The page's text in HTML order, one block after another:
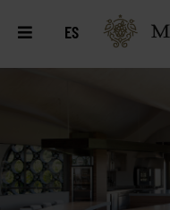
ES